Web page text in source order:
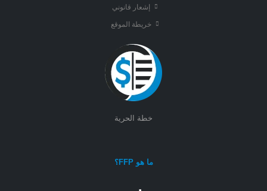
إشعار قانوني
خريطة الموقع
خطة الحرية
ما هو FFP؟